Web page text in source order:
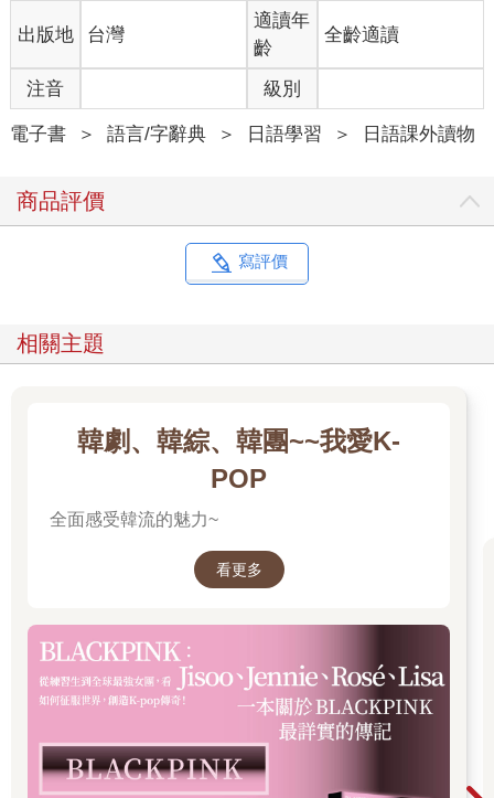
量乘客，同時菊陽町及其周邊地區大眾運輸不發達，原有的塞車
問題也變得更嚴重。
其次，台積電開出大學畢業起薪廿八萬日圓（約台幣六點一萬
元）的誘人條件成功吸引人才，不過當地其他製造業卻陷入缺人
困境。另外，熊本以豐富優質的地下水資源著稱，居民不免擔心
題。
出版地 台灣
適讀年
齡
全齡適讀
注音 級別
電子書 ＞ 語言/字辭典 ＞ 日語學習 ＞ 日語課外讀物
商品評價
寫評價
相關主題
韓劇、韓綜、韓團~~我愛K-
POP
全面感受韓流的魅力~
看更多